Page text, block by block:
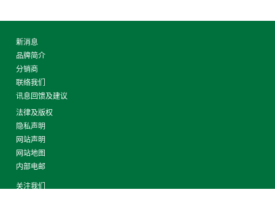
新消息
品牌简介
分销商
联络我们
讯息回馈及建议
法律及版权
隐私声明
网站声明
网站地图
内部电邮
关注我们